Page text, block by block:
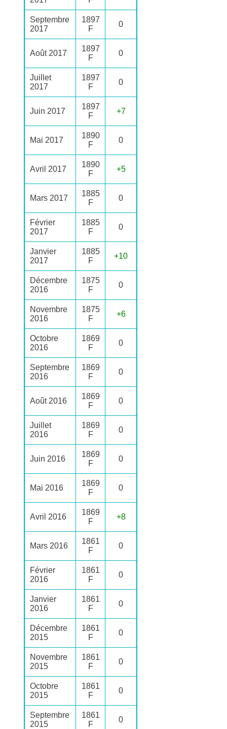
Septembre
2017
1897
F
0
Août 2017
1897
F
0
Juillet
2017
1897
F
0
Juin 2017
1897
F
+7
Mai 2017
1890
F
0
Avril 2017
1890
F
+5
Mars 2017
1885
F
0
Février
2017
1885
F
0
Janvier
2017
1885
F
+10
Décembre
2016
1875
F
0
Novembre
2016
1875
F
+6
Octobre
2016
1869
F
0
Septembre
2016
1869
F
0
Août 2016
1869
F
0
Juillet
2016
1869
F
0
Juin 2016
1869
F
0
Mai 2016
1869
F
0
Avril 2016
1869
F
+8
Mars 2016
1861
F
0
Février
2016
1861
F
0
Janvier
2016
1861
F
0
Décembre
2015
1861
F
0
Novembre
2015
1861
F
0
Octobre
2015
1861
F
0
Septembre
2015
1861
F
0